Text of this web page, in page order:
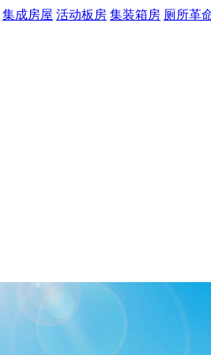
集成房屋 活动板房 集装箱房 厕所革